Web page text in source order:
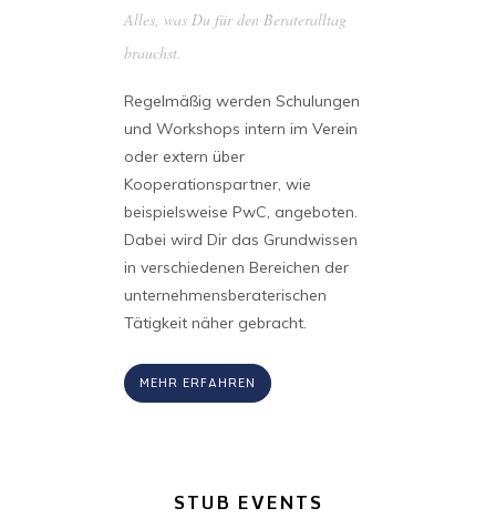
Alles, was Du für den Berateralltag
brauchst.
Regelmäßig werden Schulungen
und Workshops intern im Verein
oder extern über
Kooperationspartner, wie
beispielsweise PwC, angeboten.
Dabei wird Dir das Grundwissen
in verschiedenen Bereichen der
unternehmensberaterischen
Tätigkeit näher gebracht.
MEHR ERFAHREN
STUB EVENTS